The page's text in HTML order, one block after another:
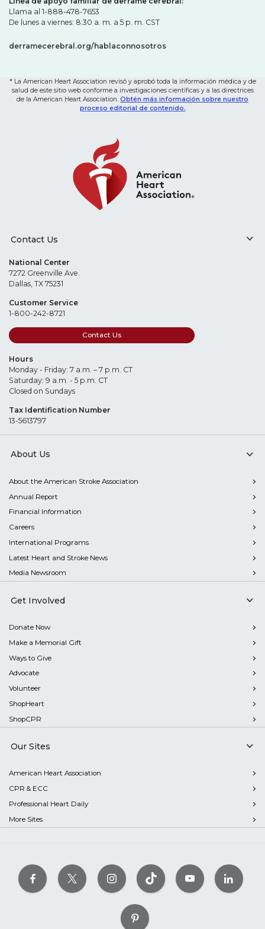
Llama al 1-888-478-7653
De lunes a viernes: 8:30 a. m. a 5 p. m. CST
derramecerebral.org/hablaconnosotros
* La American Heart Association revisó y aprobó toda la información médica y de
salud de este sitio web conforme a investigaciones científicas y a las directrices
de la American Heart Association. Obtén más información sobre nuestro
proceso editorial de contenido.
Contact Us
National Center
7272 Greenville Ave.
Dallas, TX 75231
Customer Service
1-800-242-8721
Contact Us
Hours
Monday - Friday: 7 a.m. – 7 p.m. CT
Saturday: 9 a.m. - 5 p.m. CT
Closed on Sundays
Tax Identification Number
13-5613797
About Us
About the American Stroke Association
Annual Report
Financial Information
Careers
International Programs
Latest Heart and Stroke News
Media Newsroom
Get Involved
Donate Now
Make a Memorial Gift
Ways to Give
Advocate
Volunteer
ShopHeart
ShopCPR
Our Sites
American Heart Association
CPR & ECC
Professional Heart Daily
More Sites